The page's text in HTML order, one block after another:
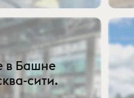
в Башне
сити.